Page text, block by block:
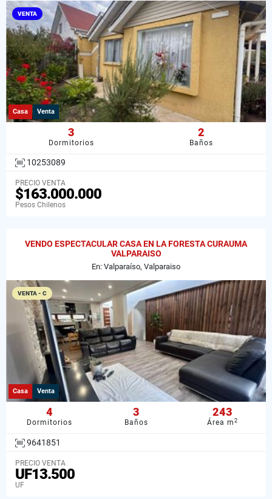
VENTA
Casa Venta
3
Dormitorios
2
Baños
10253089
PRECIO VENTA
$163.000.000
Pesos Chilenos
VENDO ESPECTACULAR CASA EN LA FORESTA CURAUMA
VALPARAISO
En: Valparaíso, Valparaiso
VENTA - C
Casa Venta
4
Dormitorios
3
Baños
243
Área m2
9641851
PRECIO VENTA
UF13.500
UF